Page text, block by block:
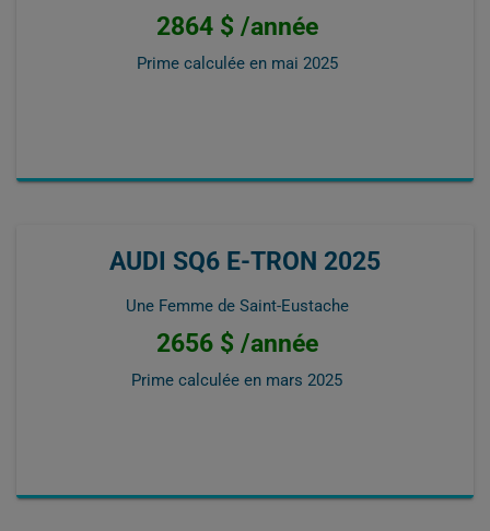
2864 $ /année
Prime calculée en mai 2025
AUDI SQ6 E-TRON 2025
Une Femme de Saint-Eustache
2656 $ /année
Prime calculée en mars 2025